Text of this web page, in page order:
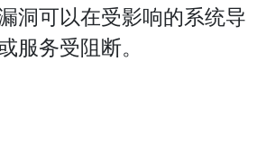
洞可以在受影响的系统导
服务受阻断。